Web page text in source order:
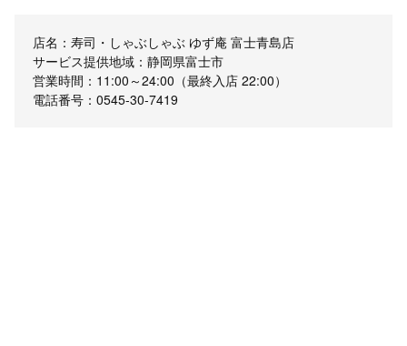
店名：寿司・しゃぶしゃぶ ゆず庵 富士青島店
サービス提供地域：静岡県富士市
営業時間：11:00～24:00（最終入店 22:00）
電話番号：0545-30-7419